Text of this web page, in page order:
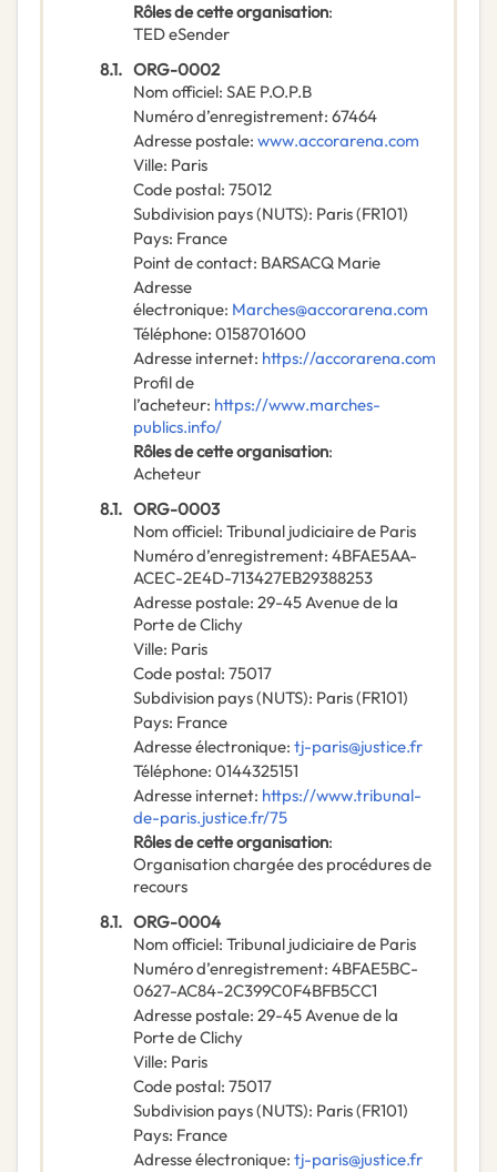
Rôles de cette organisation:
TED eSender
8.1. ORG-0002
Nom officiel: SAE P.O.P.B
Numéro d’enregistrement: 67464
Adresse postale: www.accorarena.com
Ville: Paris
Code postal: 75012
Subdivision pays (NUTS): Paris(FR101)
Pays: France
Point de contact: BARSACQ Marie
Adresse
électronique: Marches@accorarena.com
Téléphone: 0158701600
Adresse internet: https://accorarena.com
Profil de
l’acheteur: https://www.marches-
publics.info/
Rôles de cette organisation:
Acheteur
8.1. ORG-0003
Nom officiel: Tribunal judiciaire de Paris
Numéro d’enregistrement: 4BFAE5AA-
ACEC-2E4D-713427EB29388253
Adresse postale: 29-45 Avenue de la
Porte de Clichy
Ville: Paris
Code postal: 75017
Subdivision pays (NUTS): Paris(FR101)
Pays: France
Adresse électronique: tj-paris@justice.fr
Téléphone: 0144325151
Adresse internet: https://www.tribunal-
de-paris.justice.fr/75
Rôles de cette organisation:
Organisation chargée des procédures de
recours
8.1. ORG-0004
Nom officiel: Tribunal judiciaire de Paris
Numéro d’enregistrement: 4BFAE5BC-
0627-AC84-2C399C0F4BFB5CC1
Adresse postale: 29-45 Avenue de la
Porte de Clichy
Ville: Paris
Code postal: 75017
Subdivision pays (NUTS): Paris(FR101)
Pays: France
Adresse électronique: tj-paris@justice.fr